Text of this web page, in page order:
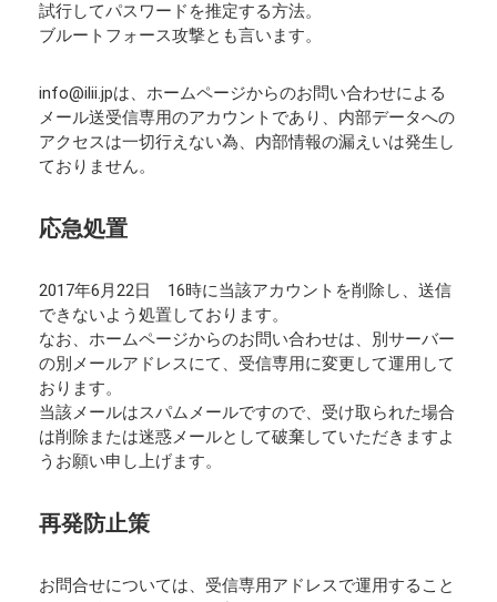
試行してパスワードを推定する方法。
ブルートフォース攻撃とも言います。
info@ilii.jpは、ホームページからのお問い合わせによる
メール送受信専用のアカウントであり、内部データへの
アクセスは一切行えない為、内部情報の漏えいは発生し
ておりません。
応急処置
2017年6月22日 16時に当該アカウントを削除し、送信
できないよう処置しております。
なお、ホームページからのお問い合わせは、別サーバー
の別メールアドレスにて、受信専用に変更して運用して
おります。
当該メールはスパムメールですので、受け取られた場合
は削除または迷惑メールとして破棄していただきますよ
うお願い申し上げます。
再発防止策
お問合せについては、受信専用アドレスで運用すること